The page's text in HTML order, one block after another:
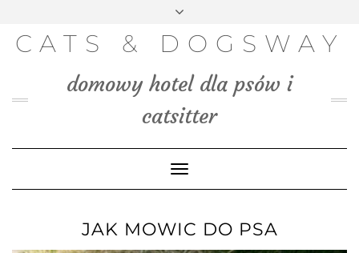
content
MEDIA
KONTAKT
CATS & DOGSWAY
domowy hotel dla psów i
catsitter
Toggle
Navigation
JAK MOWIC DO PSA